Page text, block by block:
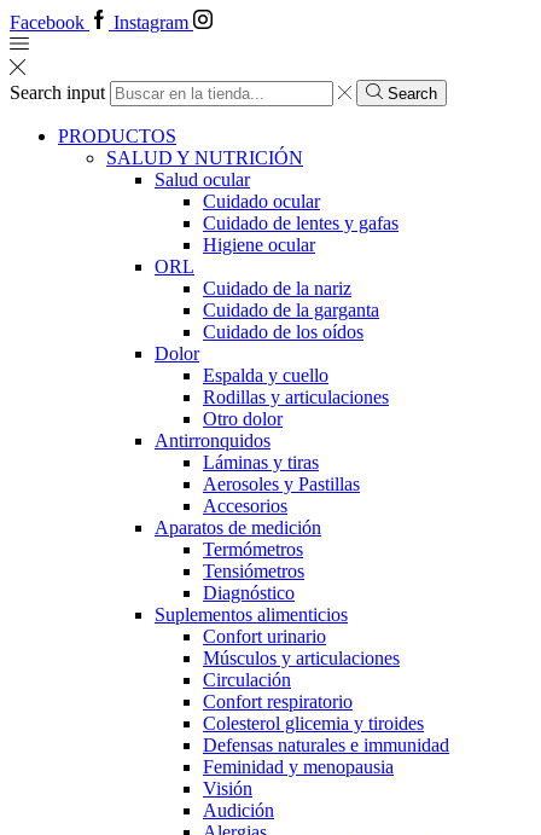
Facebook Instagram
Search input Search
PRODUCTOS
SALUD Y NUTRICIÓN
Salud ocular
Cuidado ocular
Cuidado de lentes y gafas
Higiene ocular
ORL
​​Cuidado de la nariz
​​Cuidado de la garganta
​​Cuidado de los oídos
Dolor
Espalda y cuello
Rodillas y articulaciones
Otro dolor
Antirronquidos
Láminas y tiras
Aerosoles y Pastillas
Accesorios
Aparatos de medición
Termómetros
Tensiómetros
Diagnóstico
Suplementos alimenticios
Confort urinario
Músculos y articulaciones
Circulación
Confort respiratorio
Colesterol glicemia y tiroides
Defensas naturales e immunidad
Feminidad y menopausia
Visión
Audición